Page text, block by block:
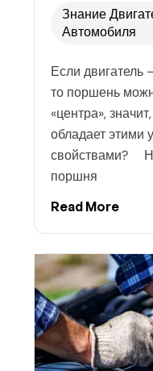
Знание
Автомобиля
Если двигатель
то поршень
«центра»,
обладает этими
свойствами?
поршня
Read More